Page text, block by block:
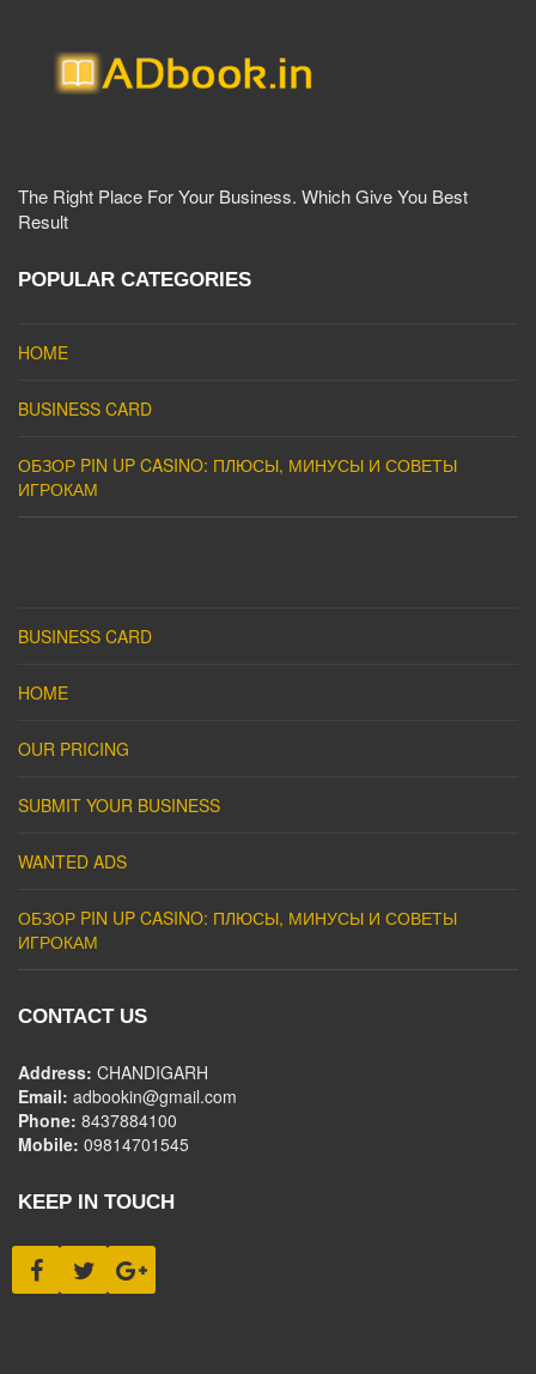
The Right Place For Your Business. Which Give You Best
Result
POPULAR CATEGORIES
HOME
BUSINESS CARD
ОБЗОР PIN UP CASINO: ПЛЮСЫ, МИНУСЫ И СОВЕТЫ
ИГРОКАМ
BUSINESS CARD
HOME
OUR PRICING
SUBMIT YOUR BUSINESS
WANTED ADS
ОБЗОР PIN UP CASINO: ПЛЮСЫ, МИНУСЫ И СОВЕТЫ
ИГРОКАМ
CONTACT US
Address: CHANDIGARH
Email: adbookin@gmail.com
Phone: 8437884100
Mobile: 09814701545
KEEP IN TOUCH